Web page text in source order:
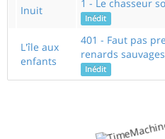
Inuit
1 - Le chasseur
Inédit
L'île aux
enfants
401 - Faut pas
renards sauvages
Inédit